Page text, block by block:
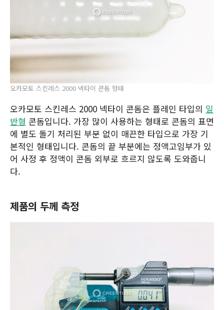
오카모토 스킨레스 2000 넥타이 콘돔 형태
오카모토 스킨레스 2000 넥타이 콘돔은 플레인 타입의 일
반형 콘돔입니다. 가장 많이 사용하는 형태로 콘돔의 표면
에 별도 돌기 처리된 부분 없이 매끈한 타입으로 가장 기
본적인 형태입니다. 콘돔의 끝 부분에는 정액고임부가 있
어 사정 후 정액이 콘돔 외부로 흐르지 않도록 도와줍니
다.
제품의 두께 측정